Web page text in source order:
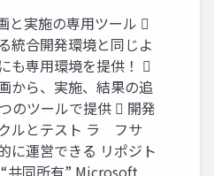
と実施の専用ツール 
統合開発環境と同じよ
も専用環境を提供！ 
から、実施、結果の追
のツールで提供  開発
とテスト ラ゗フサ゗
に運営できる リポジト